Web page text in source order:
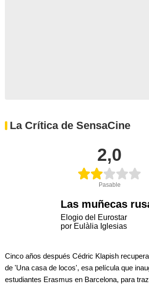
La Crítica de SensaCine
2,0
Pasable
Las muñecas
Elogio del Eurostar
por Eulàlia Iglesias
Cinco años después Cédric Klapish
de 'Una casa de locos', esa película que
estudiantes Erasmus en Barcelona, para